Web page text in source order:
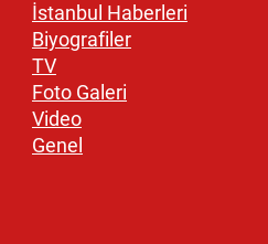
İstanbul Haberleri
Biyografiler
TV
Foto Galeri
Video
Genel